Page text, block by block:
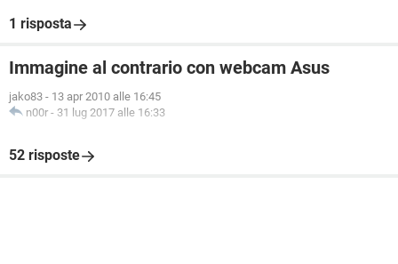
1 risposta
Immagine al contrario con webcam Asus
jako83 - 13 apr 2010 alle 16:45
n00r - 31 lug 2017 alle 16:33
52 risposte